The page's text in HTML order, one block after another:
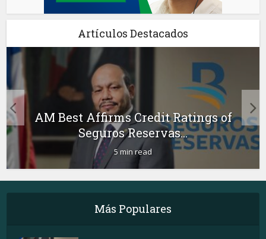
Artículos Destacados
AM Best Affirms Credit Ratings of
Seguros Reservas...
5 min read
Más Populares